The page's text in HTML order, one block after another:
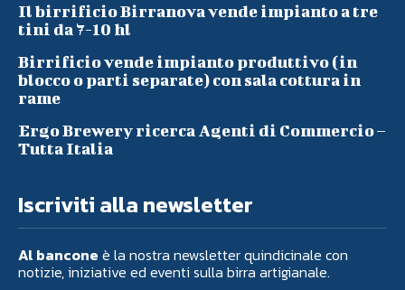
Il birrificio Birranova vende impianto a tre
tini da 7-10 hl
Birrificio vende impianto produttivo (in
blocco o parti separate) con sala cottura in
rame
Ergo Brewery ricerca Agenti di Commercio –
Tutta Italia
Iscriviti alla newsletter
Al bancone è la nostra newsletter quindicinale con
notizie, iniziative ed eventi sulla birra artigianale.